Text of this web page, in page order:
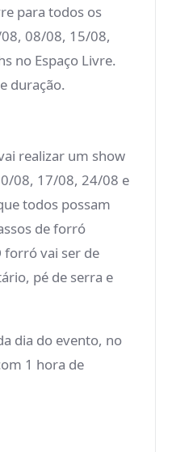
para todos os
08/08, 15/08,
no Espaço Livre.
duração.
realizar um show
08, 17/08, 24/08 e
todos possam
de forró
forró vai ser de
pé de serra e
dia do evento, no
1 hora de